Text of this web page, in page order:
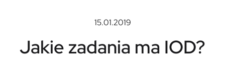
15.01.2019
Jakie zadania ma IOD?